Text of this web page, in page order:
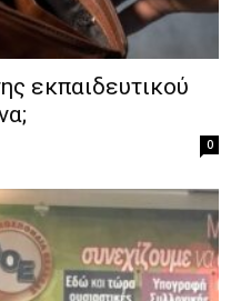
εκπαιδευτικού
0